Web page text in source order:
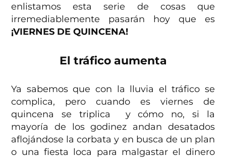
enlistamos esta serie de cosas que
irremediablemente pasarán hoy que es
¡VIERNES DE QUINCENA!
El tráfico aumenta
Ya sabemos que con la lluvia el tráfico se
complica, pero cuando es viernes de
quincena se triplica y cómo no, si la
mayoría de los godinez andan desatados
aflojándose la corbata y en busca de un plan
o una fiesta loca para malgastar el dinero